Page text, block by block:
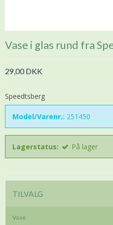
Vase i glas rund fra
29,00 DKK
Speedtsberg
Model/Varenr.: 251450
Lagerstatus: På lager
TILVALG
Vase